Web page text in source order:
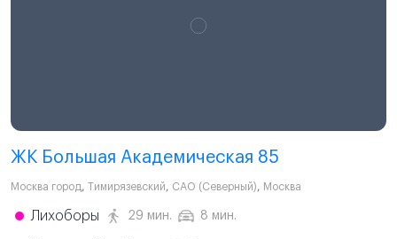
ЖК Большая Академическая 85
Москва город, Тимирязевский, САО (Северный), Москва
Лихоборы 29 мин. 8 мин.